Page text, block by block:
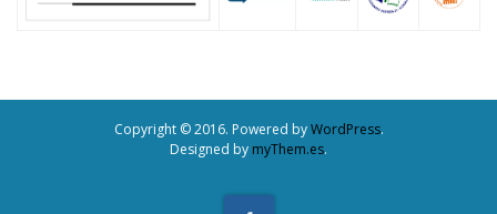
Copyright © 2016. Powered byWordPress.
Designed by myThem.es.